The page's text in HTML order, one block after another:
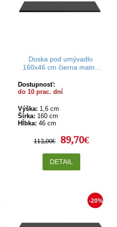
Doska pod umývadlo
160x46 cm čierna matná
Dostupnosť:
do 10 prac. dní
Výška: 1,6 cm
Šírka: 160 cm
Hĺbka: 46 cm
112,00€ 89,70€
DETAIL
-20%